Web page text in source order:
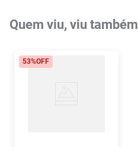
Quem viu, viu também
53%OFF